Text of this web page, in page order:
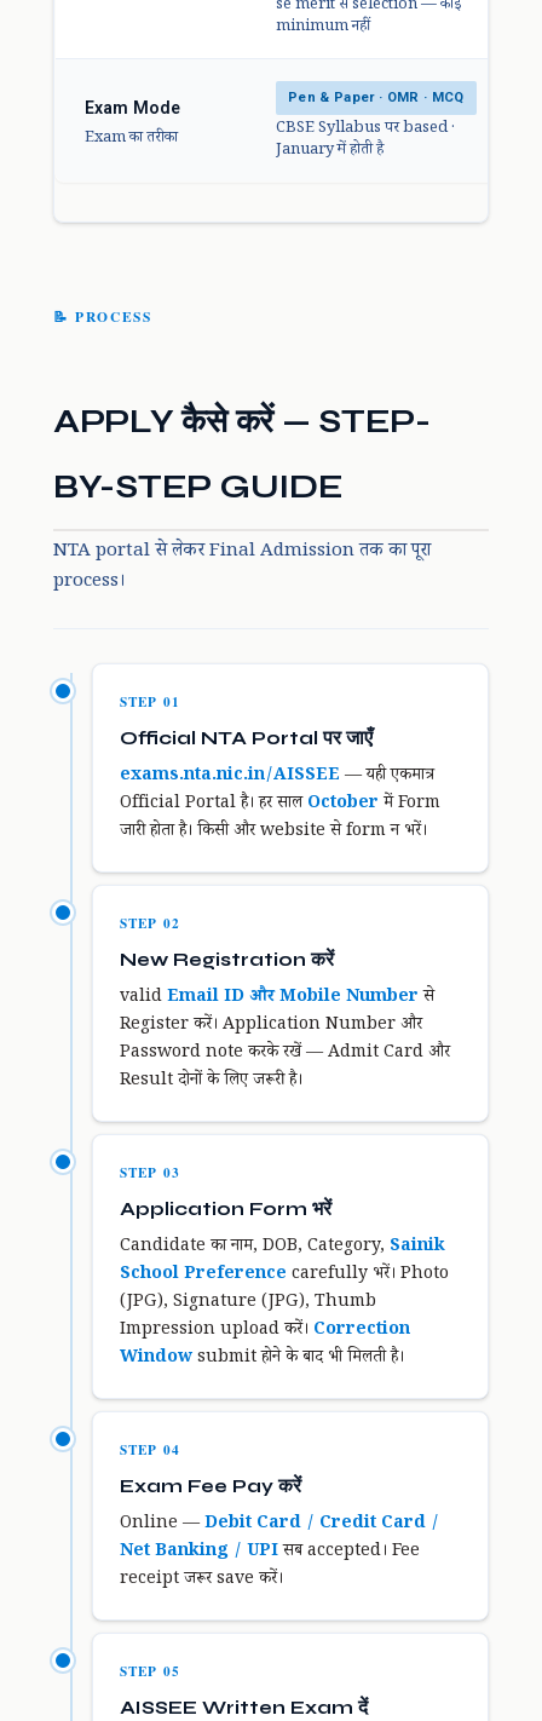
se merit से selection — कोई
minimum नहीं
Exam Mode
Exam का तरीका
Pen & Paper · OMR · MCQ
CBSE Syllabus पर based ·
January में होती है
📝 PROCESS
APPLY कैसे करें — STEP-
BY-STEP GUIDE
NTA portal से लेकर Final Admission तक का पूरा
process।
STEP 01
Official NTA Portal पर जाएँ
exams.nta.nic.in/AISSEE — यही एकमात्र
Official Portal है। हर सालOctober में Form
जारी होता है। किसी और website से form न भरें।
STEP 02
New Registration करें
validEmail ID और Mobile Numberसे
Register करें। Application Number और
Password note करके रखें — Admit Card और
Result दोनों के लिए जरूरी है।
STEP 03
Application Form भरें
Candidate का नाम, DOB, Category, Sainik
School Preference carefully भरें। Photo
(JPG), Signature (JPG), Thumb
Impression upload करें। Correction
Windowsubmit होने के बाद भी मिलती है।
STEP 04
Exam Fee Pay करें
Online —Debit Card / Credit Card /
Net Banking / UPIसब accepted। Fee
receipt जरूर save करें।
STEP 05
AISSEE Written Exam दें